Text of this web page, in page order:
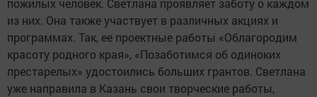
пожилых человек. Светлана проявляет заботу о каждом
из них. Она также участвует в различных акциях и
программах. Так, ее проектные работы «Облагородим
красоту родного края», «Позаботимся об одиноких
престарелых» удостоились больших грантов. Светлана
уже направила в Казань свои творческие работы,